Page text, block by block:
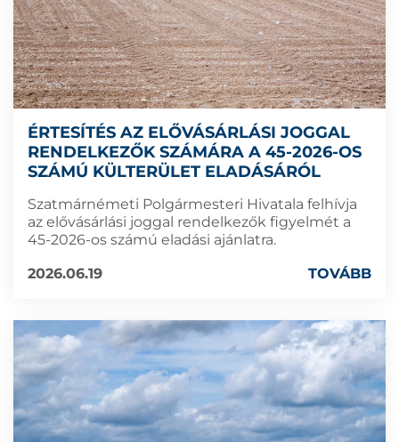
ÉRTESÍTÉS AZ ELŐVÁSÁRLÁSI JOGGAL
RENDELKEZŐK SZÁMÁRA A 45-2026-OS
SZÁMÚ KÜLTERÜLET ELADÁSÁRÓL
Szatmárnémeti Polgármesteri Hivatala felhívja
az elővásárlási joggal rendelkezők figyelmét a
45-2026-os számú eladási ajánlatra.
2026.06.19
TOVÁBB